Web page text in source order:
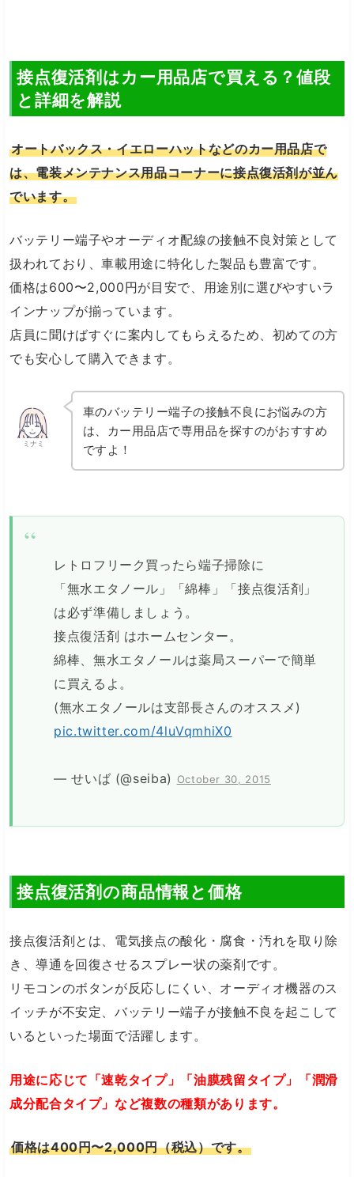
接点復活剤はカー用品店で買える？値段
と詳細を解説
オートバックス・イエローハットなどのカー用品店で
は、電装メンテナンス用品コーナーに接点復活剤が並ん
でいます。
バッテリー端子やオーディオ配線の接触不良対策として
扱われており、車載用途に特化した製品も豊富です。
価格は600〜2,000円が目安で、用途別に選びやすいラ
インナップが揃っています。
店員に聞けばすぐに案内してもらえるため、初めての方
でも安心して購入できます。
ミナミ
車のバッテリー端子の接触不良にお悩みの方
は、カー用品店で専用品を探すのがおすすめ
ですよ！
レトロフリーク買ったら端子掃除に
「無水エタノール」「綿棒」「接点復活剤」
は必ず準備しましょう。
接点復活剤 はホームセンター。
綿棒、無水エタノールは薬局スーパーで簡単
に買えるよ。
(無水エタノールは支部長さんのオススメ)
pic.twitter.com/4luVqmhiX0
— せいば (@seiba) October 30, 2015
接点復活剤の商品情報と価格
接点復活剤とは、電気接点の酸化・腐食・汚れを取り除
き、導通を回復させるスプレー状の薬剤です。
リモコンのボタンが反応しにくい、オーディオ機器のス
イッチが不安定、バッテリー端子が接触不良を起こして
いるといった場面で活躍します。
用途に応じて「速乾タイプ」「油膜残留タイプ」「潤滑
成分配合タイプ」など複数の種類があります。
価格は400円〜2,000円（税込）です。